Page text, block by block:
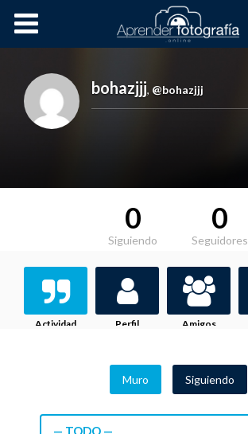
Cursos OnLine
bohazjjj, @bohazjjj
0
Siguiendo
0
Seguidores
Actividad Perfil Amigos
Muro Siguiendo
— TODO —